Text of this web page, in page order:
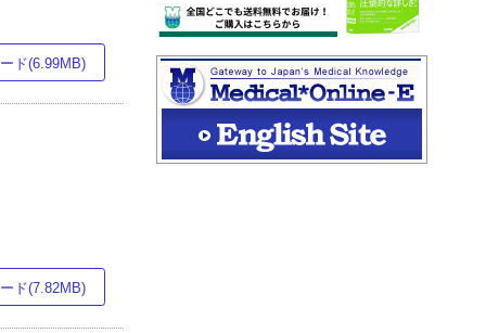
ド(6.99MB)
ド(7.82MB)